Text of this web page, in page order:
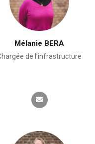
Mélanie BERA
de l’infrastructure